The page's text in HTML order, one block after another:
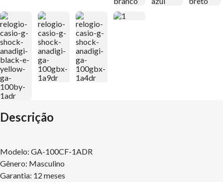
Descrição
Modelo: GA-100CF-1ADR
Gênero: Masculino
Garantia: 12 meses